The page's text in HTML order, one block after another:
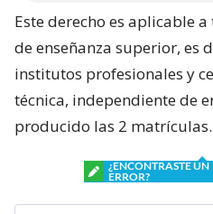
Este derecho es aplicable
de enseñanza superior, es
institutos profesionales y
técnica, independiente de
producido las 2 matrículas.
¿ENCONTRASTE UN
ERROR?